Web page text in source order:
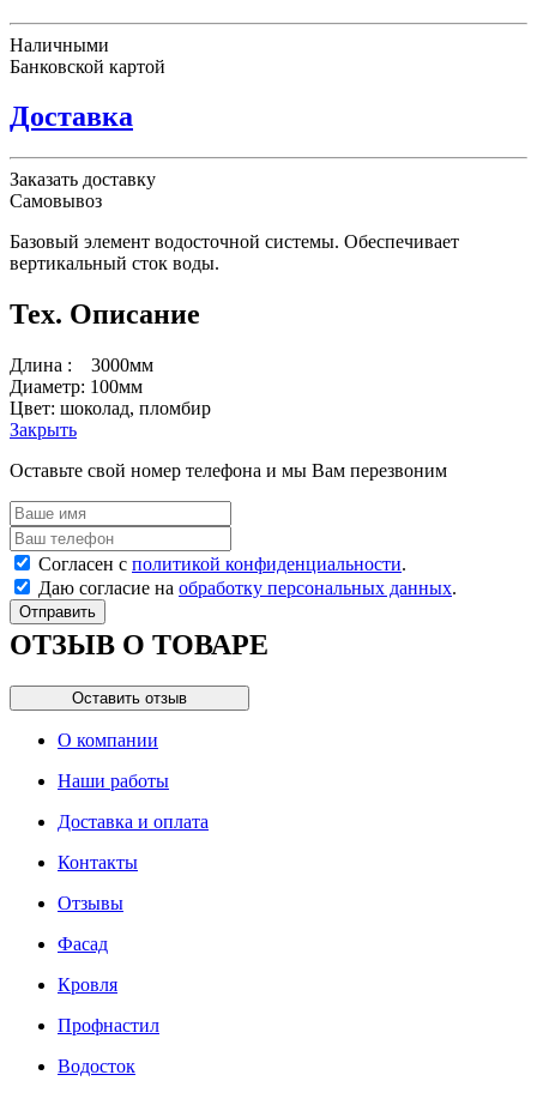
Наличными
Банковской картой
Доставка
Заказать доставку
Самовывоз
Базовый элемент водосточной системы. Обеспечивает
вертикальный сток воды.
Тех. Описание
Длина : 3000мм
Диаметр: 100мм
Цвет: шоколад, пломбир
Закрыть
Оставьте свой номер телефона и мы Вам перезвоним
Согласен с политикой конфиденциальности.
Даю согласие на обработку персональных данных.
Отправить
ОТЗЫВ О ТОВАРЕ
Оставить отзыв
О компании
Наши работы
Доставка и оплата
Контакты
Отзывы
Фасад
Кровля
Профнастил
Водосток